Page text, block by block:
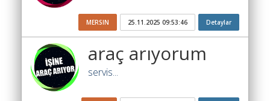
arayanlar
MERSIN 25.11.2025 09:53:46 Detaylar
araç arıyorum
servis...